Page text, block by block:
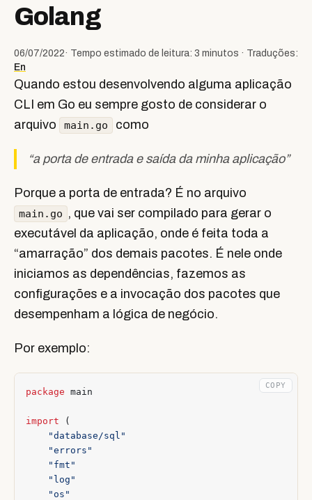
Golang
06/07/2022· Tempo estimado de leitura: 3 minutos · Traduções:
En
Quando estou desenvolvendo alguma aplicação
CLI em Go eu sempre gosto de considerar o
arquivo
main.go como
“a porta de entrada e saída da minha aplicação”
Porque a porta de entrada? É no arquivo
main.go , que vai ser compilado para gerar o
executável da aplicação, onde é feita toda a
“amarração” dos demais pacotes. É nele onde
iniciamos as dependências, fazemos as
configurações e a invocação dos pacotes que
desempenham a lógica de negócio.
Por exemplo:
package main
import
(
"database/sql"
"errors"
"fmt"
"log"
"os"
COPY